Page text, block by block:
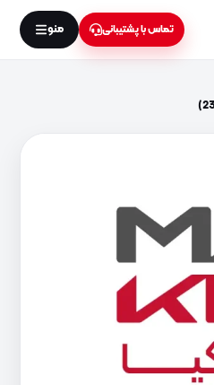
تماس با پشتیبانی منو